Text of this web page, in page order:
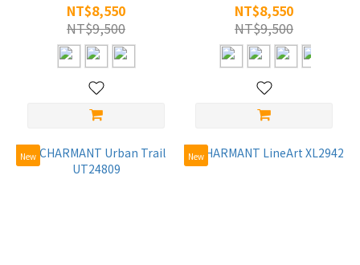
NT$8,550
NT$9,500
NT$8,550
NT$9,500
New New